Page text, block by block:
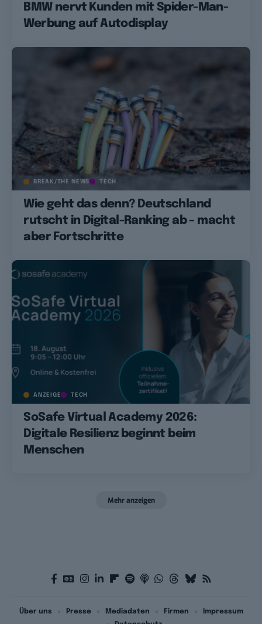
BMW nervt Kunden mit Spider-Man-
Werbung auf Autodisplay
BREAK/THE NEWS TECH
Wie geht das denn? Deutschland
rutscht in Digital-Ranking ab – macht
aber Fortschritte
ANZEIGE TECH
SoSafe Virtual Academy 2026:
Digitale Resilienz beginnt beim
Menschen
Mehr anzeigen
Über uns Presse Mediadaten Firmen
Impressum